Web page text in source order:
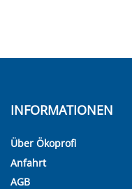
INFORMATIONEN
Über Ökoprofi
Anfahrt
AGB